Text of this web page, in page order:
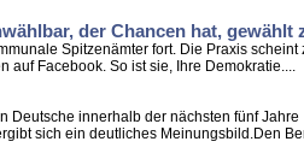
der Chancen hat, gewählt
Spitzenämter fort. Die Praxis scheint
auf Facebook. So ist sie, Ihre Demokratie....
Deutsche innerhalb der nächsten fünf Jahre
sich ein deutliches Meinungsbild.Den